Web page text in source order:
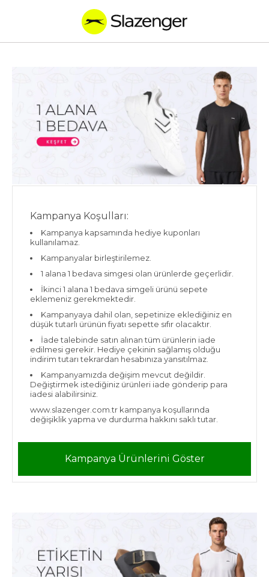
Kampanya Koşulları:
Kampanya kapsamında hediye kuponları
kullanılamaz.
Kampanyalar birleştirilemez.
1 alana 1 bedava simgesi olan ürünlerde geçerlidir.
İkinci 1 alana 1 bedava simgeli ürünü sepete
eklemeniz gerekmektedir.
Kampanyaya dahil olan, sepetinize eklediğiniz en
düşük tutarlı ürünün fiyatı sepette sıfır olacaktır.
İade talebinde satın alınan tüm ürünlerin iade
edilmesi gerekir. Hediye çekinin sağlamış olduğu
indirim tutarı tekrardan hesabınıza yansıtılmaz.
Kampanyamızda değişim mevcut değildir.
Değiştirmek istediğiniz ürünleri iade gönderip para
iadesi alabilirsiniz.
www.slazenger.com.tr kampanya koşullarında
değişiklik yapma ve durdurma hakkını saklı tutar.
Kampanya Ürünlerini Göster